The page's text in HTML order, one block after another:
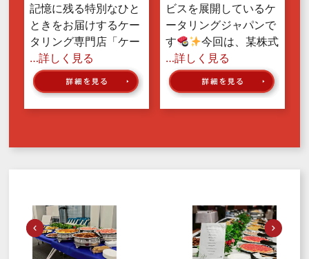
記憶に残る特別なひと
ときをお届けするケー
タリング専門店「ケー
…詳しく見る
ビスを展開しているケ
ータリングジャパンで
す
今回は、某株式
…詳しく見る